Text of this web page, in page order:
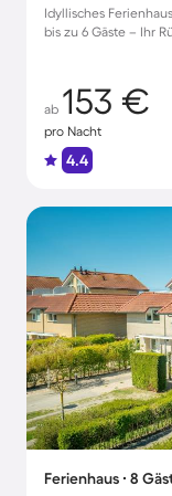
Idyllisches
bis zu 6 Gäste – Ihr
ab 153 €
pro Nacht
4.4
Ferienhaus ∙ 8